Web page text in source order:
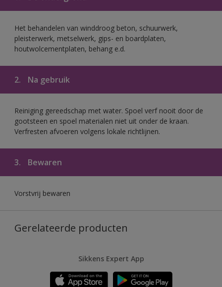
Het behandelen van winddroog beton, schuurwerk,
pleisterwerk, metselwerk, gips- en boardplaten,
houtwolcementplaten, behang e.d.
2. Na gebruik
Reiniging gereedschap met water. Spoel verf nooit door de
gootsteen en spoel materialen niet uit onder de kraan.
Verfresten afvoeren volgens lokale richtlijnen.
3. Bewaren
Vorstvrij bewaren
Gerelateerde producten
Sikkens Expert App